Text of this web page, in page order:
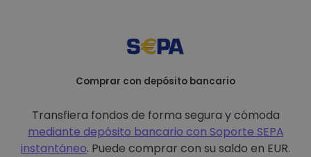
Comprar con depósito bancario
Transfiera fondos de forma segura y cómoda
mediante depósito bancario con Soporte SEPA
instantáneo. Puede comprar con su saldo en EUR.